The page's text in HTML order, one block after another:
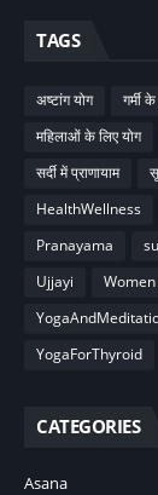
TAGS
अष्टांग योग गर्मी
महिलाओं के लिए योग
सर्दी में प्राणायाम
HealthWellness
Pranayama
Ujjayi
YogaForThyroid
CATEGORIES
Asana